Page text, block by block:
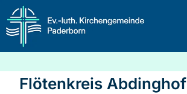
Flötenkreis Abdinghof